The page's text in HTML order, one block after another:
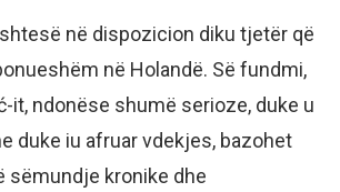
në dispozicion diku tjetër që
në Holandë. Së fundmi,
it, ndonëse shumë serioze, duke u
duke iu afruar vdekjes, bazohet
sëmundje kronike dhe